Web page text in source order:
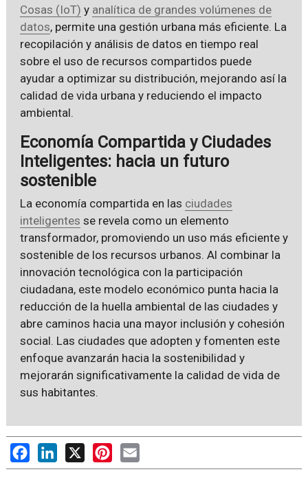
Cosas (IoT) y analítica de grandes volúmenes de
datos, permite una gestión urbana más eficiente. La
recopilación y análisis de datos en tiempo real
sobre el uso de recursos compartidos puede
ayudar a optimizar su distribución, mejorando así la
calidad de vida urbana y reduciendo el impacto
ambiental.
Economía Compartida y Ciudades
Inteligentes: hacia un futuro
sostenible
La economía compartida en las ciudades
inteligentes se revela como un elemento
transformador, promoviendo un uso más eficiente y
sostenible de los recursos urbanos. Al combinar la
innovación tecnológica con la participación
ciudadana, este modelo económico punta hacia la
reducción de la huella ambiental de las ciudades y
abre caminos hacia una mayor inclusión y cohesión
social. Las ciudades que adopten y fomenten este
enfoque avanzarán hacia la sostenibilidad y
mejorarán significativamente la calidad de vida de
sus habitantes.
FacebookLinkedIn
X PinterestEmail